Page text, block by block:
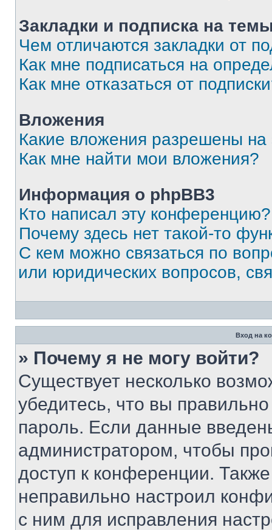
Закладки и подписка на
Чем отличаются закладки от
Как мне подписаться на
Как мне отказаться от
Вложения
Какие вложения разрешены
Как мне найти мои вложения?
Информация о phpBB3
Кто написал эту конференцию?
Почему здесь нет такой-то
С кем можно связаться по
или юридических вопросов,
Вход на
» Почему я не могу войти?
Существует несколько
убедитесь, что вы
пароль. Если данные
администратором, чтобы
доступ к конференции.
неправильно настроил
с ним для исправления